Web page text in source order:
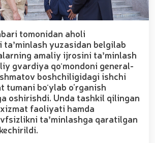
tomonidan aholi
yuzasidan belgilab
amaliy ijrosini taʼminlash
gvardiya qoʻmondoni general-
boshchiligidagi ishchi
tumani boʻylab o’rganish
Unda tashkil qilingan
faoliyati hamda
taʼminlashga qaratilgan